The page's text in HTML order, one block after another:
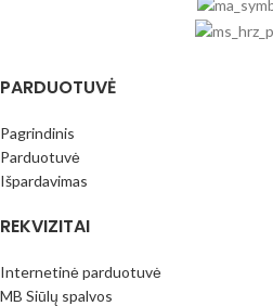
PARDUOTUVĖ
Pagrindinis
Parduotuvė
Išpardavimas
REKVIZITAI
Internetinė parduotuvė
MB Siūlų spalvos